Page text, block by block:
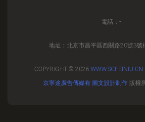
電話：-
地址：北京市昌平區西關路20號3號
COPYRIGHT © 2026 WWW.SCFEINIU.CN
京寧途廣告傳媒有 圖文設計制作 版權